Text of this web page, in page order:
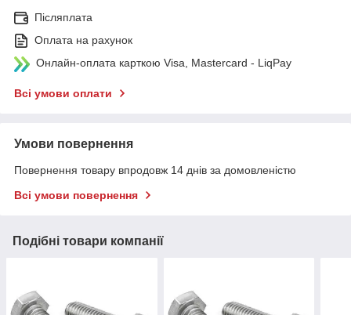
Післяплата
Оплата на рахунок
Онлайн-оплата карткою Visa, Mastercard - LiqPay
Всі умови оплати
Умови повернення
Повернення товару впродовж 14 днів за домовленістю
Всі умови повернення
Подібні товари компанії